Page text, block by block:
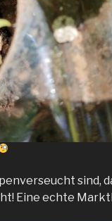
sind,
Eine echte